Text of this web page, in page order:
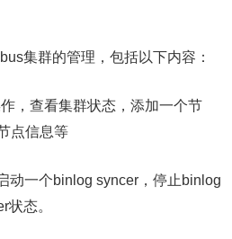
集群的管理，包括以下内容：
，查看集群状态，添加一个节
点信息等
动一个binlog syncer，停止binlog
态。